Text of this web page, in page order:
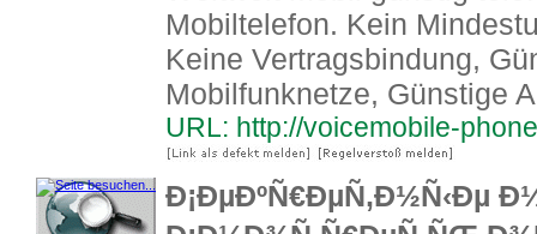
Mobiltelefon. Kein
Keine Vertragsbindung,
Mobilfunknetze, Günstige
URL: http://voicemobile-
Ð¡ÐµÐºÑ€ÐµÑ‚Ð½Ñ‹Ðµ